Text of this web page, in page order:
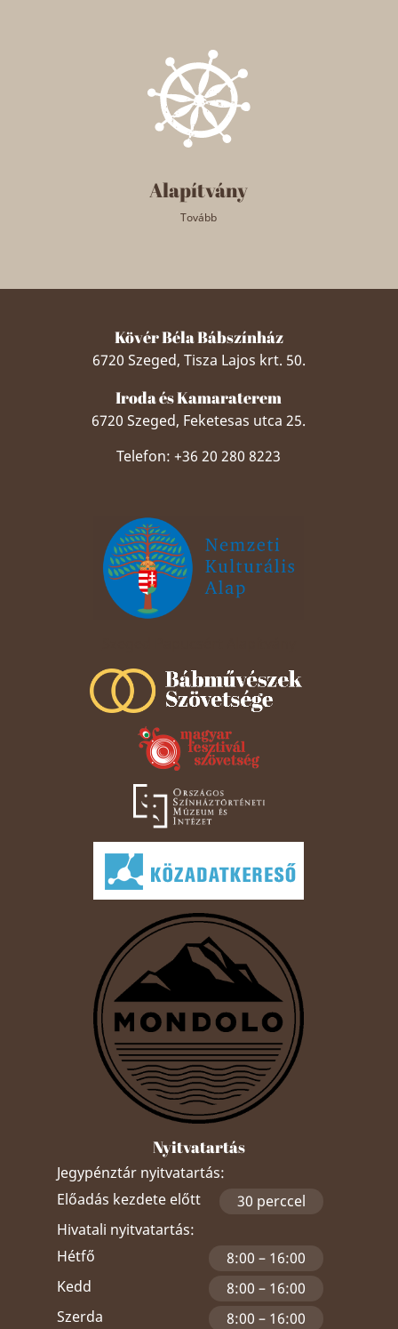
Alapítvány
Tovább
Kövér Béla Bábszínház
6720 Szeged, Tisza Lajos krt. 50.
Iroda és Kamaraterem
6720 Szeged, Feketesas utca 25.
Telefon: +36 20 280 8223
Nyitvatartás
Jegypénztár nyitvatartás:
Előadás kezdete előtt
30 perccel
Hivatali nyitvatartás:
Hétfő
8:00 – 16:00
Kedd
8:00 – 16:00
Szerda
8:00 – 16:00